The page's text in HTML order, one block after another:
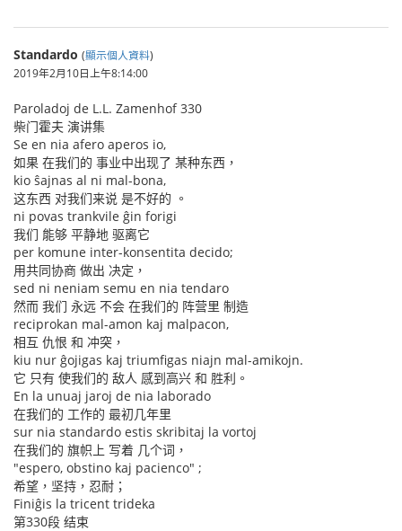
Standardo (顯示個人資料)
2019年2月10日上午8:14:00
Paroladoj de L.L. Zamenhof 330
柴门霍夫 演讲集
Se en nia afero aperos io,
如果 在我们的 事业中出现了 某种东西，
kio ŝajnas al ni mal-bona,
这东西 对我们来说 是不好的 。
ni povas trankvile ĝin forigi
我们 能够 平静地 驱离它
per komune inter-konsentita decido;
用共同协商 做出 决定，
sed ni neniam semu en nia tendaro
然而 我们 永远 不会 在我们的 阵营里 制造
reciprokan mal-amon kaj malpacon,
相互 仇恨 和 冲突，
kiu nur ĝojigas kaj triumfigas niajn mal-amikojn.
它 只有 使我们的 敌人 感到高兴 和 胜利。
En la unuaj jaroj de nia laborado
在我们的 工作的 最初几年里
sur nia standardo estis skribitaj la vortoj
在我们的 旗帜上 写着 几个词，
"espero, obstino kaj pacienco" ;
希望，坚持，忍耐；
Finiĝis la tricent trideka
第330段 结束